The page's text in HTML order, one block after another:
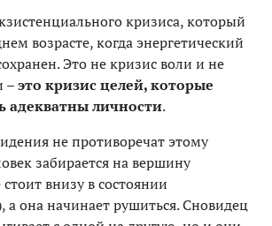
кризиса, который
возрасте, когда энергетический
Это не кризис воли и не
–это кризис целей, которые
адекватны личности.
не противоречат этому
забирается на вершину
стоит внизу в состоянии
она начинает рушиться. Сновидец